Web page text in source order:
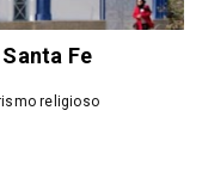
Fe
religioso